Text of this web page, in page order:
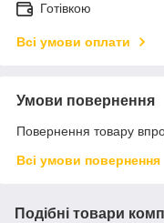
Готівкою
Всі умови оплати
Умови повернення
Повернення товару
Всі умови повернення
Подібні товари